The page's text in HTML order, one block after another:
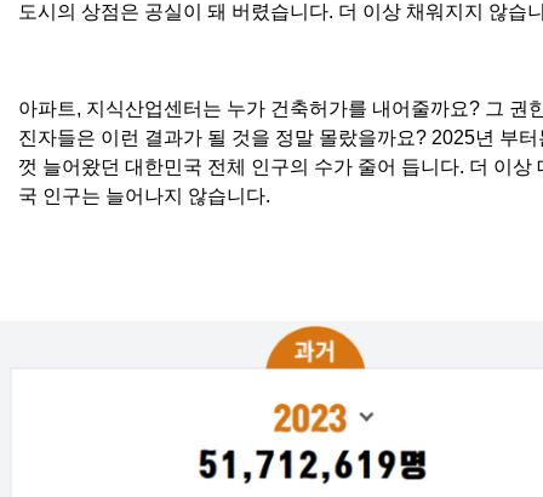
도시의 상점은 공실이 돼 버렸습니다. 더 이상 채워지지 않습
아파트, 지식산업센터는 누가 건축허가를 내어줄까요? 그 권
진자들은 이런 결과가 될 것을 정말 몰랐을까요? 2025년 부터
껏 늘어왔던 대한민국 전체 인구의 수가 줄어 듭니다. 더 이상
국 인구는 늘어나지 않습니다.